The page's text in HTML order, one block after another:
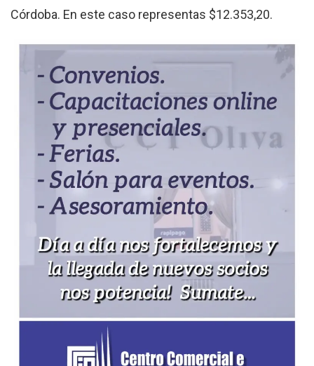
Córdoba. En este caso representas $12.353,20.